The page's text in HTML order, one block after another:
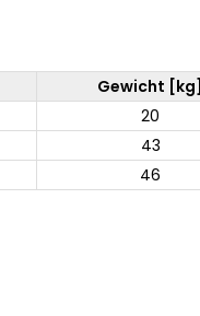
Gewicht [kg]
20
43
46